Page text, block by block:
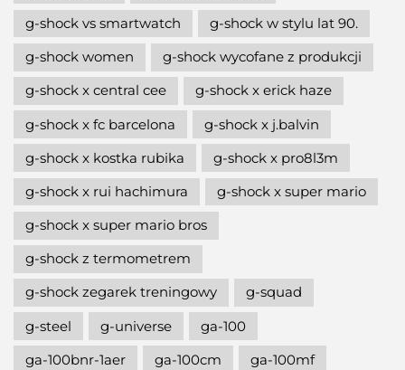
g-shock vs smartwatch
g-shock w stylu lat 90.
g-shock women
g-shock wycofane z produkcji
g-shock x central cee
g-shock x erick haze
g-shock x fc barcelona
g-shock x j.balvin
g-shock x kostka rubika
g-shock x pro8l3m
g-shock x rui hachimura
g-shock x super mario
g-shock x super mario bros
g-shock z termometrem
g-shock zegarek treningowy
g-squad
g-steel
g-universe
ga-100
ga-100bnr-1aer
ga-100cm ga-100mf